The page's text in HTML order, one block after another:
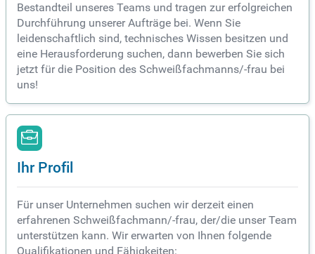
Bestandteil unseres Teams und tragen zur erfolgreichen
Durchführung unserer Aufträge bei. Wenn Sie
leidenschaftlich sind, technisches Wissen besitzen und
eine Herausforderung suchen, dann bewerben Sie sich
jetzt für die Position des Schweißfachmanns/-frau bei
uns!
Ihr Profil
Für unser Unternehmen suchen wir derzeit einen
erfahrenen Schweißfachmann/-frau, der/die unser Team
unterstützen kann. Wir erwarten von Ihnen folgende
Qualifikationen und Fähigkeiten: